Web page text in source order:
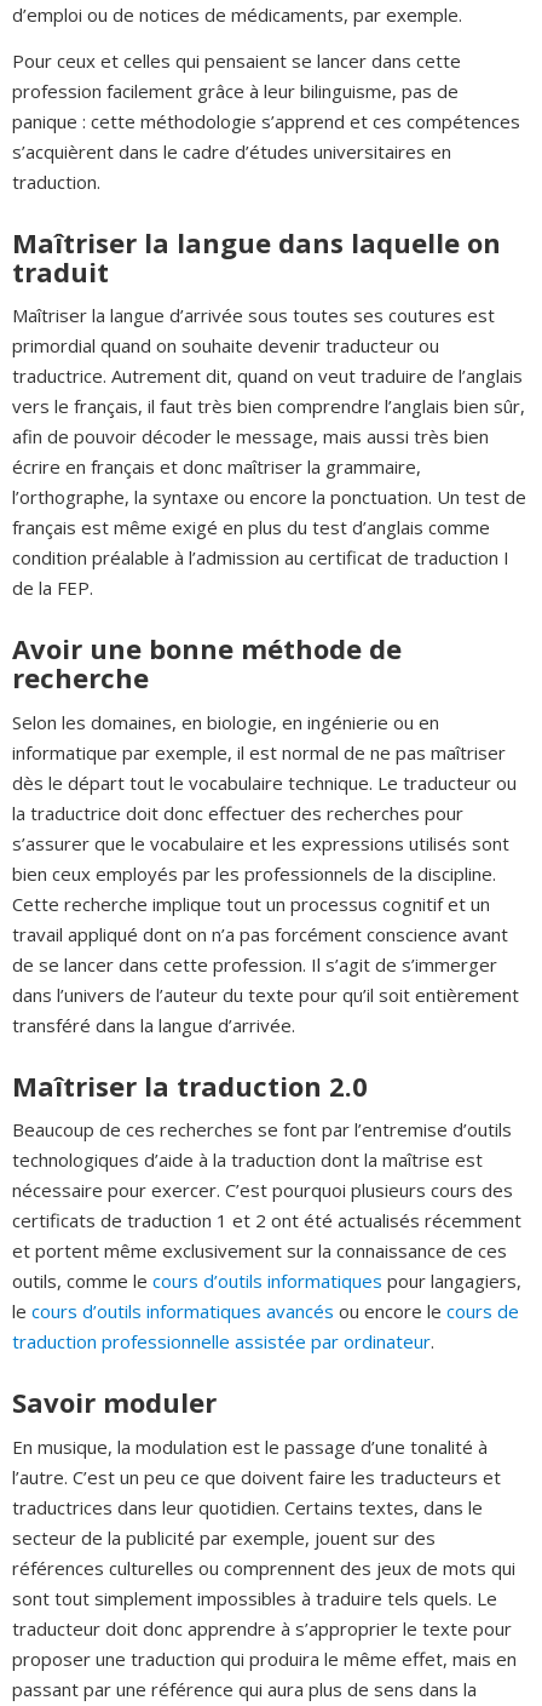
d’emploi ou de notices de médicaments, par exemple.
Pour ceux et celles qui pensaient se lancer dans cette
profession facilement grâce à leur bilinguisme, pas de
panique : cette méthodologie s’apprend et ces compétences
s’acquièrent dans le cadre d’études universitaires en
traduction.
Maîtriser la langue dans laquelle on
traduit
Maîtriser la langue d’arrivée sous toutes ses coutures est
primordial quand on souhaite devenir traducteur ou
traductrice. Autrement dit, quand on veut traduire de l’anglais
vers le français, il faut très bien comprendre l’anglais bien sûr,
afin de pouvoir décoder le message, mais aussi très bien
écrire en français et donc maîtriser la grammaire,
l’orthographe, la syntaxe ou encore la ponctuation. Un test de
français est même exigé en plus du test d’anglais comme
condition préalable à l’admission au certificat de traduction I
de la FEP.
Avoir une bonne méthode de
recherche
Selon les domaines, en biologie, en ingénierie ou en
informatique par exemple, il est normal de ne pas maîtriser
dès le départ tout le vocabulaire technique. Le traducteur ou
la traductrice doit donc effectuer des recherches pour
s’assurer que le vocabulaire et les expressions utilisés sont
bien ceux employés par les professionnels de la discipline.
Cette recherche implique tout un processus cognitif et un
travail appliqué dont on n’a pas forcément conscience avant
de se lancer dans cette profession. Il s’agit de s’immerger
dans l’univers de l’auteur du texte pour qu’il soit entièrement
transféré dans la langue d’arrivée.
Maîtriser la traduction 2.0
Beaucoup de ces recherches se font par l’entremise d’outils
technologiques d’aide à la traduction dont la maîtrise est
nécessaire pour exercer. C’est pourquoi plusieurs cours des
certificats de traduction 1 et 2 ont été actualisés récemment
et portent même exclusivement sur la connaissance de ces
outils, comme le cours d’outils informatiques pour langagiers,
le cours d’outils informatiques avancés ou encore le cours de
traduction professionnelle assistée par ordinateur.
Savoir moduler
En musique, la modulation est le passage d’une tonalité à
l’autre. C’est un peu ce que doivent faire les traducteurs et
traductrices dans leur quotidien. Certains textes, dans le
secteur de la publicité par exemple, jouent sur des
références culturelles ou comprennent des jeux de mots qui
sont tout simplement impossibles à traduire tels quels. Le
traducteur doit donc apprendre à s’approprier le texte pour
proposer une traduction qui produira le même effet, mais en
passant par une référence qui aura plus de sens dans la